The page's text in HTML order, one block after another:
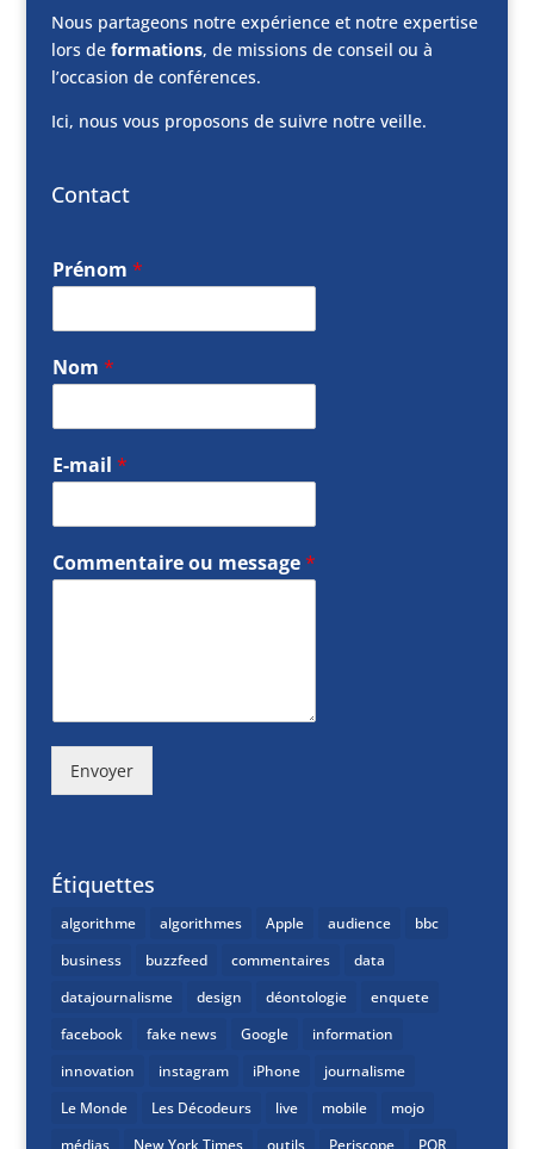
Nous partageons notre expérience et notre expertise
lors de formations, de missions de conseil ou à
l’occasion de conférences.
Ici, nous vous proposons de suivre notre veille.
Contact
Prénom *
Nom *
E-mail *
Commentaire ou message*
Envoyer
Étiquettes
algorithme algorithmes Apple audience
bbc
business
buzzfeed commentaires
data
datajournalisme
design déontologie
enquete
facebook
fake news Google
information
innovation
instagram iPhone
journalisme
Le Monde
Les Décodeurs live mobile
mojo
médias
New York Times outils Periscope PQR